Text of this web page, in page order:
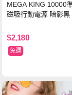
MEGA KING 10000
磁吸行動電源 暗影黑
$2,180
免運